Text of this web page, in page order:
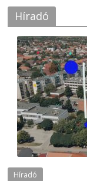
Híradó
Híradó